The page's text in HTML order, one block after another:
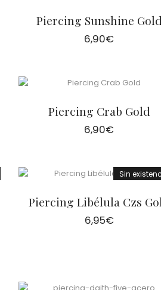
Piercing Sunshine Gold
6,90€
Piercing Crab Gold
6,90€
Sin
Piercing Libélula Czs
6,95€